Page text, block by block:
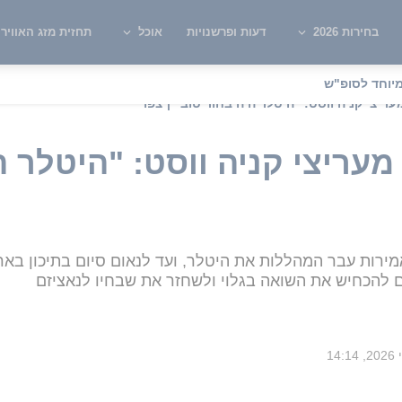
בחירות 2026 דעות ופרשנויות אוכל תחזית מזג האוויר
לסופ"ש
קניה ווסט: "היטלר היה בחור טוב" | צפו
קניה ווסט: "היטלר
עבר המהללות את היטלר, ועד לנאום סיום בתיכון
להכחיש את השואה בגלוי ולשחזר את שבחיו לנאציזם